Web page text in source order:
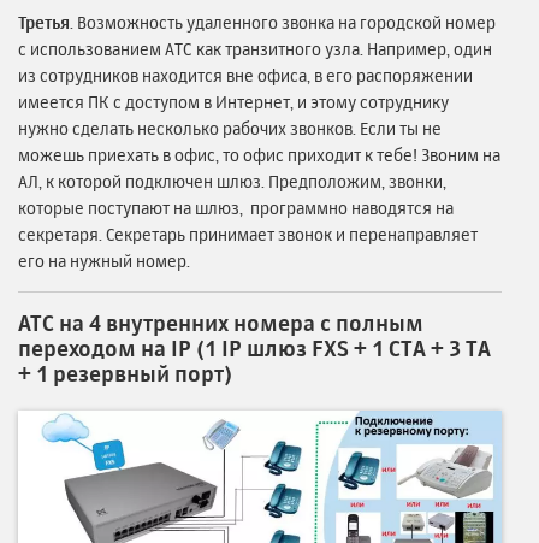
Третья . Возможность удаленного звонка на городской номер
с использованием АТС как транзитного узла. Например, один
из сотрудников находится вне офиса, в его распоряжении
имеется ПК с доступом в Интернет, и этому сотруднику
нужно сделать несколько рабочих звонков. Если ты не
можешь приехать в офис, то офис приходит к тебе! Звоним на
АЛ, к которой подключен шлюз. Предположим, звонки,
которые поступают на шлюз, программно наводятся на
секретаря. Секретарь принимает звонок и перенаправляет
его на нужный номер.
АТС на 4 внутренних номера с полным
переходом на IP (1 IP шлюз FXS + 1 СТА + 3 ТА
+ 1 резервный порт)